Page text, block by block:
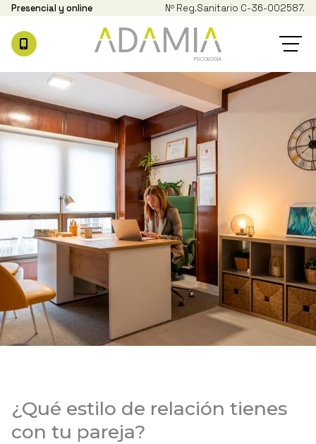
Presencial y online Nº Reg.Sanitario C-36-002587.
¿Qué estilo de relación tienes
con tu pareja?